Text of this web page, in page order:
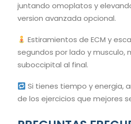
juntando omoplatos y
version avanzada opcional.
Estiramientos de ECM y
segundos por lado y musculo,
suboccipital al final.
Si tienes tiempo y energia,
de los ejercicios que mejores